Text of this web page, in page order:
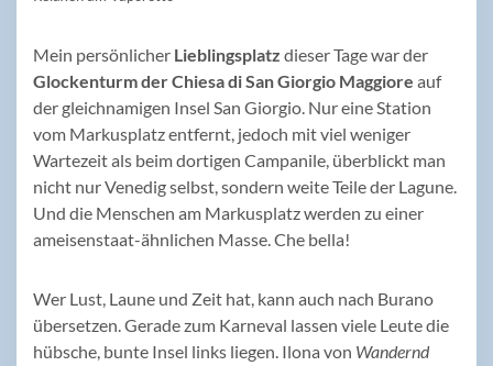
Mein persönlicher Lieblingsplatz dieser Tage war der
Glockenturm der Chiesa di San Giorgio Maggiore auf
der gleichnamigen Insel San Giorgio. Nur eine Station
vom Markusplatz entfernt, jedoch mit viel weniger
Wartezeit als beim dortigen Campanile, überblickt man
nicht nur Venedig selbst, sondern weite Teile der Lagune.
Und die Menschen am Markusplatz werden zu einer
ameisenstaat-ähnlichen Masse. Che bella!
Wer Lust, Laune und Zeit hat, kann auch nach Burano
übersetzen. Gerade zum Karneval lassen viele Leute die
hübsche, bunte Insel links liegen. Ilona von Wandernd